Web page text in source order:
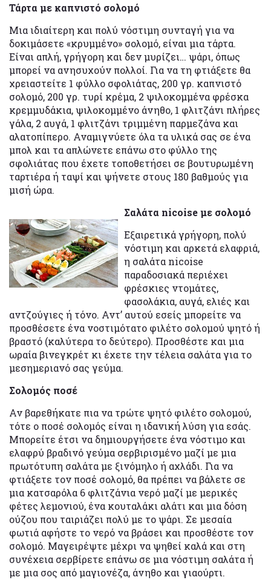
Τάρτα με καπνιστό σολομό
Μια ιδιαίτερη και πολύ νόστιμη συνταγή για να
δοκιμάσετε «κρυμμένο» σολομό, είναι μια τάρτα.
Είναι απλή, γρήγορη και δεν μυρίζει… ψάρι, όπως
μπορεί να ανησυχούν πολλοί. Για να τη φτιάξετε θα
χρειαστείτε 1 φύλλο σφολιάτας, 200 γρ. καπνιστό
σολομό, 200 γρ. τυρί κρέμα, 2 ψιλοκομμένα φρέσκα
κρεμμυδάκια, ψιλοκομμένο άνηθο, 1 φλιτζάνι πλήρες
γάλα, 2 αυγά, 1 φλιτζάνι τριμμένη παρμεζάνα και
αλατοπίπερο. Αναμιγνύετε όλα τα υλικά σας σε ένα
μπολ και τα απλώνετε επάνω στο φύλλο της
σφολιάτας που έχετε τοποθετήσει σε βουτυρωμένη
ταρτιέρα ή ταψί και ψήνετε στους 180 βαθμούς για
μισή ώρα.
Σαλάτα nicoise με σολομό
Εξαιρετικά γρήγορη, πολύ
νόστιμη και αρκετά ελαφριά,
η σαλάτα nicoise
παραδοσιακά περιέχει
φρέσκιες ντομάτες,
φασολάκια, αυγά, ελιές και
αντζούγιες ή τόνο. Αντ’ αυτού εσείς μπορείτε να
προσθέσετε ένα νοστιμότατο φιλέτο σολομού ψητό ή
βραστό (καλύτερα το δεύτερο). Προσθέστε και μια
ωραία βινεγκρέτ κι έχετε την τέλεια σαλάτα για το
μεσημεριανό σας γεύμα.
Σολομός ποσέ
Αν βαρεθήκατε πια να τρώτε ψητό φιλέτο σολομού,
τότε ο ποσέ σολομός είναι η ιδανική λύση για εσάς.
Μπορείτε έτσι να δημιουργήσετε ένα νόστιμο και
ελαφρύ βραδινό γεύμα σερβιρισμένο μαζί με μια
πρωτότυπη σαλάτα με ξινόμηλο ή αχλάδι. Για να
φτιάξετε τον ποσέ σολομό, θα πρέπει να βάλετε σε
μια κατσαρόλα 6 φλιτζάνια νερό μαζί με μερικές
φέτες λεμονιού, ένα κουταλάκι αλάτι και μια δόση
ούζου που ταιριάζει πολύ με το ψάρι. Σε μεσαία
φωτιά αφήστε το νερό να βράσει και προσθέστε τον
σολομό. Μαγειρέψτε μέχρι να ψηθεί καλά και στη
συνέχεια σερβίρετε επάνω σε μια νόστιμη σαλάτα ή
με μια σος από μαγιονέζα, άνηθο και γιαούρτι.